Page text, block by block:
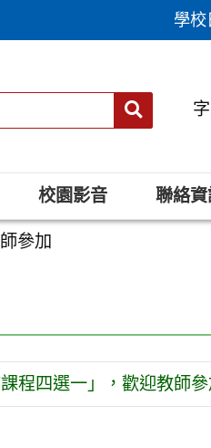
學校
送出
校園影音 聯絡
參加
程四選一」，歡迎教師